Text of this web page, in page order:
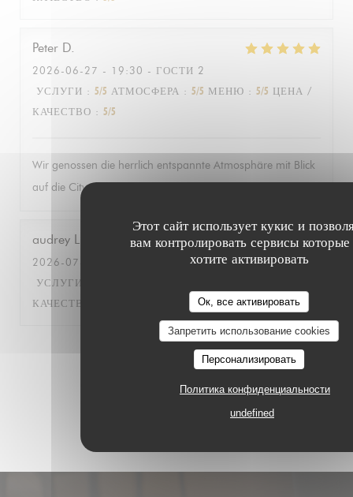
Этот сайт использует кукис и
вам контролировать сервисы
хотите активировать
Ок, все активировать
Запретить использование cookies
Персонализировать
Политика конфиденциальности
undefined
Peter D
2026-06-27 - 19:30 - ГОСТИ 2
УСЛУГИ : 5/5 АТМОСФЕРА : 5/5 МЕНЮ : 5/5 ЦЕНА /
КАЧЕСТВО : 5/5
Wir genossen die herrlich entspannte Atmosphäre mit Blick
auf die City und das Menü gleichermassen!
audrey L
2026-07-09
- 18:30 - ГОСТИ 15
УСЛУГИ
КАЧЕСТВО
3